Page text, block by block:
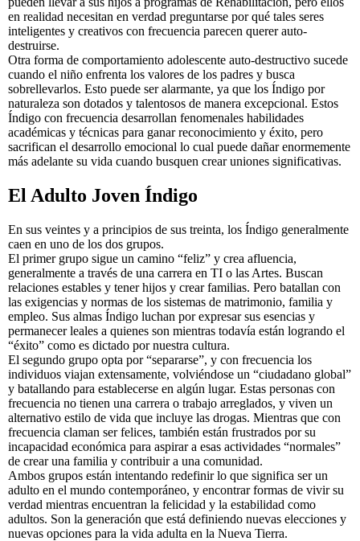
en realidad necesitan en verdad preguntarse por qué tales seres
inteligentes y creativos con frecuencia parecen querer auto-
destruirse.
Otra forma de comportamiento adolescente auto-destructivo sucede
cuando el niño enfrenta los valores de los padres y busca
sobrellevarlos. Esto puede ser alarmante, ya que los Índigo por
naturaleza son dotados y talentosos de manera excepcional. Estos
Índigo con frecuencia desarrollan fenomenales habilidades
académicas y técnicas para ganar reconocimiento y éxito, pero
sacrifican el desarrollo emocional lo cual puede dañar enormemente
más adelante su vida cuando busquen crear uniones significativas.
El Adulto Joven Índigo
En sus veintes y a principios de sus treinta, los Índigo generalmente
caen en uno de los dos grupos.
El primer grupo sigue un camino “feliz” y crea afluencia,
generalmente a través de una carrera en TI o las Artes. Buscan
relaciones estables y tener hijos y crear familias. Pero batallan con
las exigencias y normas de los sistemas de matrimonio, familia y
empleo. Sus almas Índigo luchan por expresar sus esencias y
permanecer leales a quienes son mientras todavía están logrando el
“éxito” como es dictado por nuestra cultura.
El segundo grupo opta por “separarse”, y con frecuencia los
individuos viajan extensamente, volviéndose un “ciudadano global”
y batallando para establecerse en algún lugar. Estas personas con
frecuencia no tienen una carrera o trabajo arreglados, y viven un
alternativo estilo de vida que incluye las drogas. Mientras que con
frecuencia claman ser felices, también están frustrados por su
incapacidad económica para aspirar a esas actividades “normales”
de crear una familia y contribuir a una comunidad.
Ambos grupos están intentando redefinir lo que significa ser un
adulto en el mundo contemporáneo, y encontrar formas de vivir su
verdad mientras encuentran la felicidad y la estabilidad como
adultos. Son la generación que está definiendo nuevas elecciones y
nuevas opciones para la vida adulta en la Nueva Tierra.